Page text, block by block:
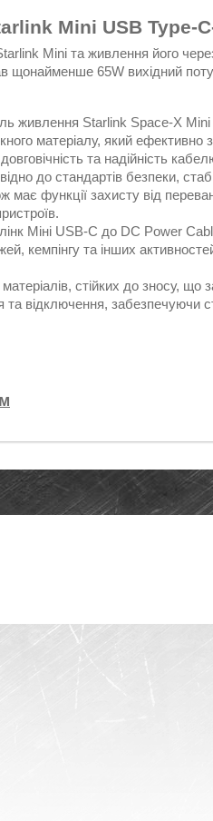
Mini USB Type-
Mini та живлення його
65W вихідний
живлення Starlink Space-X
матеріалу, який ефективно
та надійність
до стандартів безпеки,
функції захисту від
Міні USB-C до DC Power
кемпінгу та інших
стійких до зносу, що
та відключення, забезпечуючи